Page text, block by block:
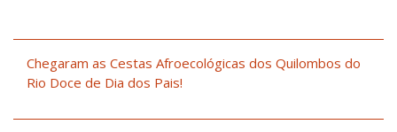
Chegaram as Cestas Afroecológicas dos Quilombos do
Rio Doce de Dia dos Pais!